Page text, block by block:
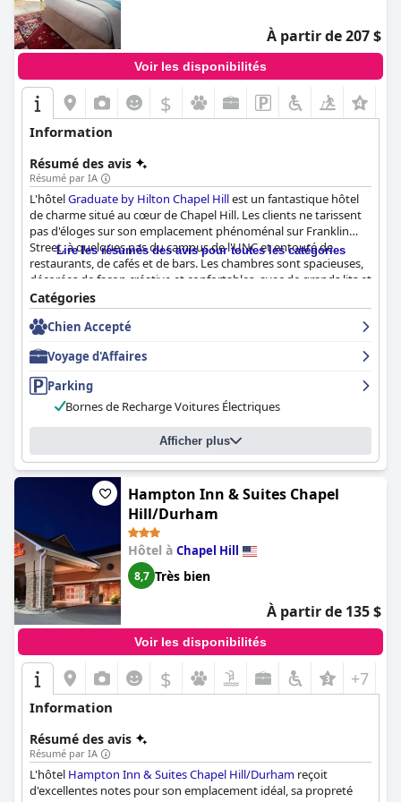
À partir de 207 $
Voir les disponibilités
$
Information
Résumé des avis
Résumé par IA
L'hôtelGraduate by Hilton Chapel Hillest un fantastique hôtel
de charme situé au cœur de Chapel Hill. Les clients ne tarissent
pas d'éloges sur son emplacement phénoménal sur Franklin
Street, à quelques pas du campus de l'UNC et entouré de
restaurants, de cafés et de bars. Les chambres sont spacieuses,
décorées de façon créative et confortables, avec de grands lits et
beaucoup d'espace pour se déplacer. L'hôtel se caractérise par
des chambres impeccables et bien décorées qui ne manqueront
pas de mettre les clients à l'aise et détendus. Le personnel est
décrivant comme attentif, accueillant et connaissant bien la
région. Bien que certains clients n'aient pas été ravis de devoir
payer les frais de stationnement de 25 $ par nuit, d'autres ont
apprécié la commodité du stationnement sur place. Les lits de
cet hôtel sont incroyablement confortables, les clients ne
cessant de vanter leur qualité et leur confort. Dans l'ensemble, le
Graduate by Hilton Chapel Hillest un choix fabuleux pour un
séjour agréable à Chapel Hill.
Lire les résumés des avis pour toutes les catégories
Catégories
Chien Accepté
Voyage d'Affaires
Parking
Bornes de Recharge Voitures Électriques
Afficher plus
Hampton Inn & Suites Chapel
Hill/Durham
Hôtel à Chapel Hill
8,7 Très bien
À partir de 135 $
Voir les disponibilités
$ +7
Information
Résumé des avis
Résumé par IA
L'hôtel Hampton Inn & Suites Chapel Hill/Durham reçoit
d'excellentes notes pour son emplacement idéal, sa propreté